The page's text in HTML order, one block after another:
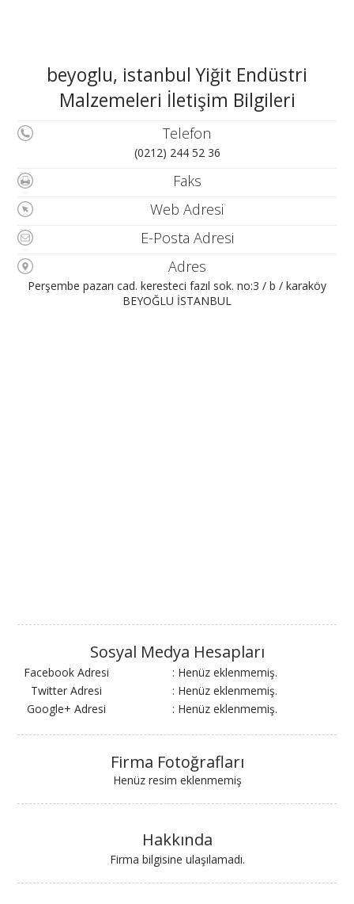
beyoglu, istanbul Yiğit Endüstri
Malzemeleri İletişim Bilgileri
Telefon
(0212) 244 52 36
Faks
Web Adresi
E-Posta Adresi
Adres
Perşembe pazarı cad. keresteci fazıl sok. no:3 / b / karaköy
BEYOĞLU İSTANBUL
Sosyal Medya Hesapları
Facebook Adresi
: Henüz eklenmemiş.
Twitter Adresi
: Henüz eklenmemiş.
Google+ Adresi
: Henüz eklenmemiş.
Firma Fotoğrafları
Henüz resim eklenmemiş
Hakkında
Firma bilgisine ulaşılamadı.